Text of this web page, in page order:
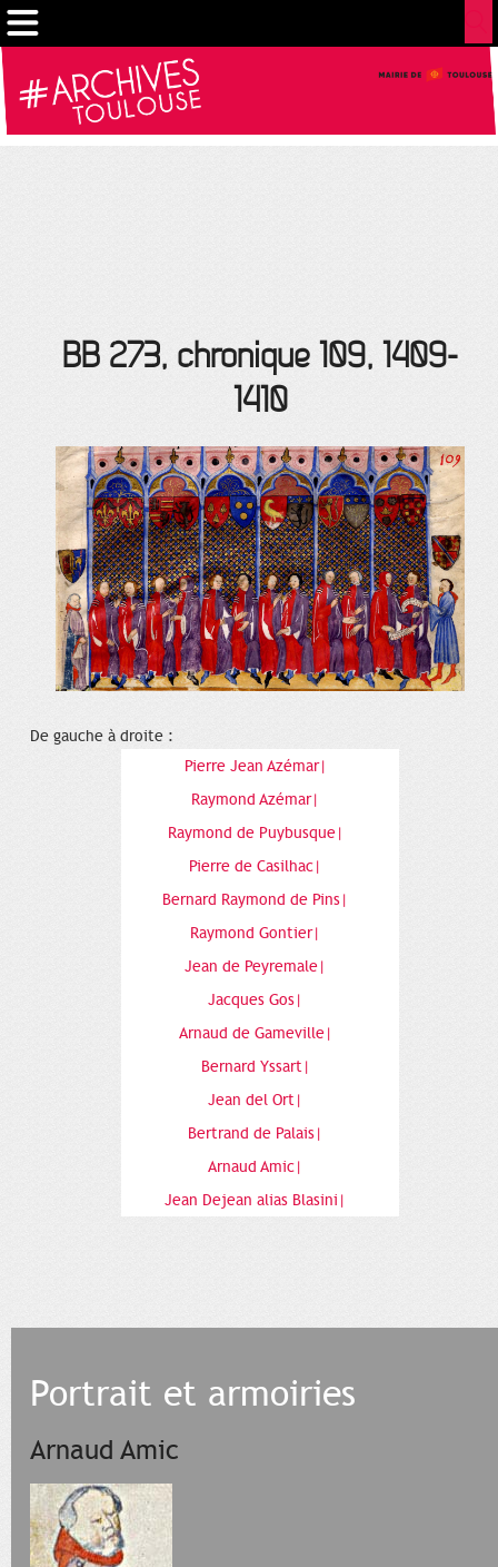
BB 273, chronique 109, 1409-
1410
De gauche à droite :
Pierre Jean Azémar|
Raymond Azémar|
Raymond de Puybusque|
Pierre de Casilhac|
Bernard Raymond de Pins|
Raymond Gontier|
Jean de Peyremale|
Jacques Gos|
Arnaud de Gameville|
Bernard Yssart|
Jean del Ort|
Bertrand de Palais|
Arnaud Amic|
Jean Dejean alias Blasini|
Portrait et armoiries
Arnaud Amic
Cookies management panel